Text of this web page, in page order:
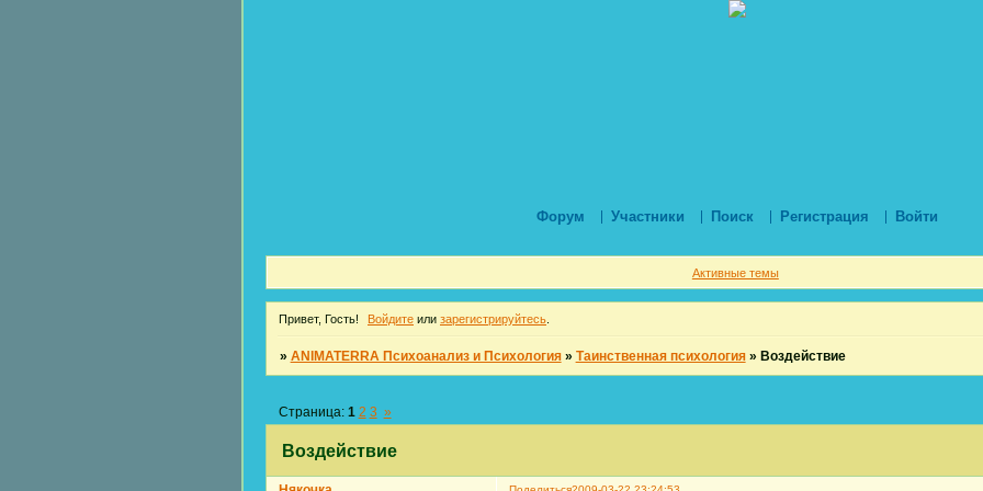
Форум Участники Поиск Регистрация Войти
Активные темы
Привет, Гость! Войдите или зарегистрируйтесь
» ANIMATERRA Психоанализ и Психология » Таинственная психология » Воздействие
Воздействие
Страница: 1 2 3 »